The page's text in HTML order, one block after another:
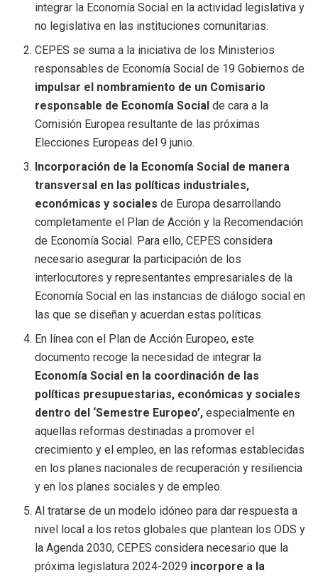
integrar la Economía Social en la actividad legislativa y
no legislativa en las instituciones comunitarias.
CEPES se suma a la iniciativa de los Ministerios
responsables de Economía Social de 19 Gobiernos de
impulsar el nombramiento de un Comisario
responsable de Economía Social de cara a la
Comisión Europea resultante de las próximas
Elecciones Europeas del 9 junio.
Incorporación de la Economía Social de manera
transversal en las políticas industriales,
económicas y sociales de Europa desarrollando
completamente el Plan de Acción y la Recomendación
de Economía Social. Para ello, CEPES considera
necesario asegurar la participación de los
interlocutores y representantes empresariales de la
Economía Social en las instancias de diálogo social en
las que se diseñan y acuerdan estas políticas.
En línea con el Plan de Acción Europeo, este
documento recoge la necesidad de integrar la
Economía Social en la coordinación de las
políticas presupuestarias, económicas y sociales
dentro del ‘Semestre Europeo’,especialmente en
aquellas reformas destinadas a promover el
crecimiento y el empleo, en las reformas establecidas
en los planes nacionales de recuperación y resiliencia
y en los planes sociales y de empleo.
Al tratarse de un modelo idóneo para dar respuesta a
nivel local a los retos globales que plantean los ODS y
la Agenda 2030, CEPES considera necesario que la
próxima legislatura 2024-2029 incorpore a la